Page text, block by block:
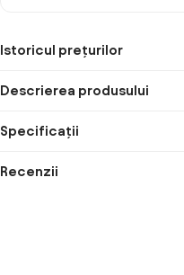
Istoricul prețurilor
Descrierea produsului
Specificații
Recenzii